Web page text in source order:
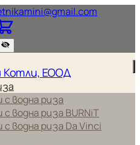
телефонен номер.
Котли, ЕООД
водна риза
водна риза BURNiT
водна риза Da Vinci